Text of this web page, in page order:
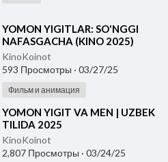
⁣YOMON YIGITLAR: SO'NGGI
NAFASGACHA (KINO 2025)
UZBEK TILIDA
KinoKoinot
593 Просмотры · 03/27/25
Фильм и анимация
⁣YOMON YIGIT VA MEN | UZBEK
TILIDA 2025
KinoKoinot
2,807 Просмотры · 03/24/25